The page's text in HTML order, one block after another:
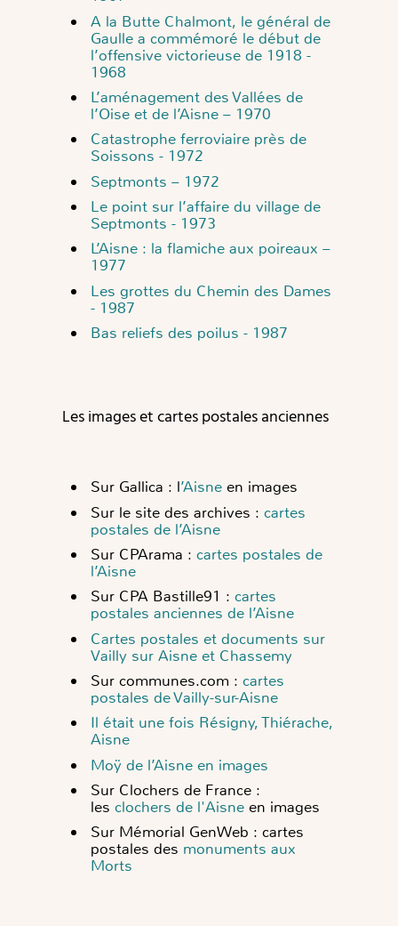
A la Butte Chalmont, le général de
Gaulle a commémoré le début de
l’offensive victorieuse de 1918 -
1968
L’aménagement des Vallées de
l’Oise et de l’Aisne – 1970
Catastrophe ferroviaire près de
Soissons - 1972
Septmonts – 1972
Le point sur l’affaire du village de
Septmonts - 1973
L’Aisne : la flamiche aux poireaux –
1977
Les grottes du Chemin des Dames
- 1987
Bas reliefs des poilus - 1987
Les images et cartes postales anciennes
Sur Gallica : l’Aisne en images
Sur le site des archives :cartes
postales de l’Aisne
Sur CPArama :cartes postales de
l’Aisne
Sur CPA Bastille91 :cartes
postales anciennes de l’Aisne
Cartes postales et documents sur
Vailly sur Aisne et Chassemy
Sur communes.com :cartes
postales de Vailly-sur-Aisne
Il était une fois Résigny, Thiérache,
Aisne
Moÿ de l’Aisne en images
Sur Clochers de France :
lesclochers de l'Aisne en images
Sur Mémorial GenWeb : cartes
postales des monuments aux
Morts